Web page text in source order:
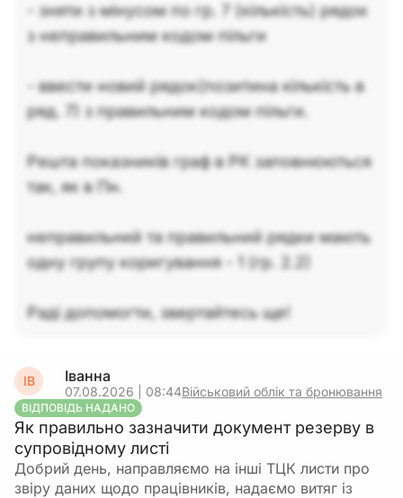
- зняти з мінусом по гр. 7 (кількість) рядок
з неправильним кодом пільги
- ввести новий рядок(позитина кількість в
ряд. 7) з правильним кодом пільги.
Решта показників граф в РК заповнюються
так, як в Пн.
неправильний та правильний рядки мають
одну групу коригування - 1 (гр. 2.2)
Раді допомогти, звертайтесь ще!
ІВ Іванна
07.08.2026 | 08:44Військовий облік та бронювання
ВІДПОВІДЬ НАДАНО
Як правильно зазначити документ резерву в
супровідному листі
Добрий день, направляємо на інші ТЦК листи про
звіру даних щодо працівників, надаємо витяг із